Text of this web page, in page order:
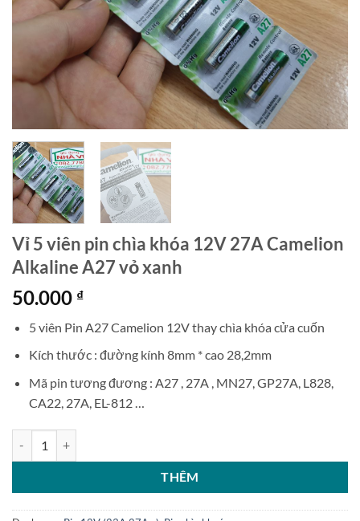
Vỉ 5 viên pin chìa khóa 12V 27A Camelion
Alkaline A27 vỏ xanh
50.000 ₫
5 viên Pin A27 Camelion 12V thay chìa khóa cửa cuốn
Kích thước : đường kính 8mm * cao 28,2mm
Mã pin tương đương : A27 , 27A , MN27, GP27A, L828,
CA22, 27A, EL-812 …
THÊM